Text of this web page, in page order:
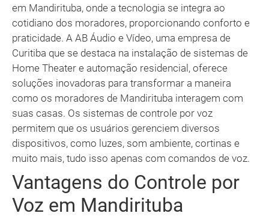
em Mandirituba, onde a tecnologia se integra ao
cotidiano dos moradores, proporcionando conforto e
praticidade. A AB Áudio e Vídeo, uma empresa de
Curitiba que se destaca na instalação de sistemas de
Home Theater e automação residencial, oferece
soluções inovadoras para transformar a maneira
como os moradores de Mandirituba interagem com
suas casas. Os sistemas de controle por voz
permitem que os usuários gerenciem diversos
dispositivos, como luzes, som ambiente, cortinas e
muito mais, tudo isso apenas com comandos de voz.
Vantagens do Controle por
Voz em Mandirituba